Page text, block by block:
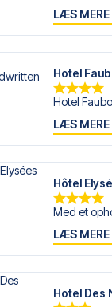
LÆS
Hotel
Hotel
LÆS
Hôtel
Med et
LÆS
Hotel Des